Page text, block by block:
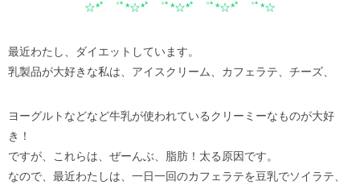
☆*ﾟ ゜ﾟ*☆*ﾟ ゜ﾟ*☆*ﾟ ゜ﾟ*☆*ﾟ ゜ﾟ*☆
最近わたし、ダイエットしています。
乳製品が大好きな私は、アイスクリーム、カフェラテ、チーズ、
ヨーグルトなどなど牛乳が使われているクリーミーなものが大好
き！
ですが、これらは、ぜーんぶ、脂肪！太る原因です。
なので、最近わたしは、一日一回のカフェラテを豆乳でソイラテ、